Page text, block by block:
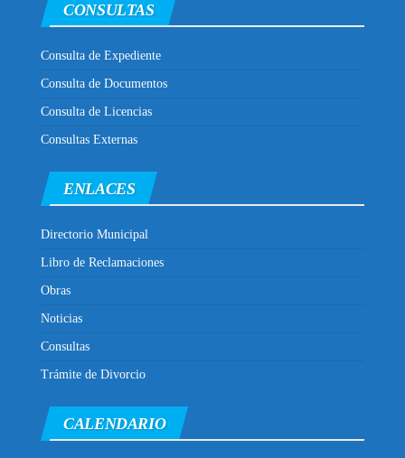
CONSULTAS
Consulta de Expediente
Consulta de Documentos
Consulta de Licencias
Consultas Externas
ENLACES
Directorio Municipal
Libro de Reclamaciones
Obras
Noticias
Consultas
Trámite de Divorcio
CALENDARIO